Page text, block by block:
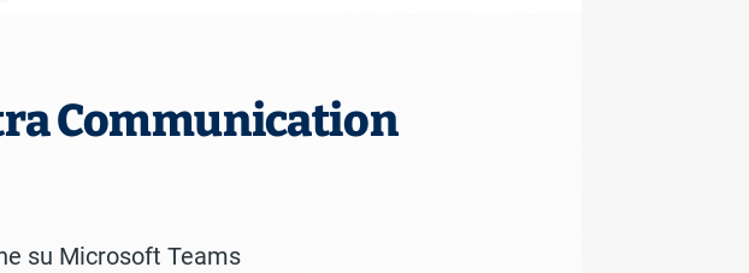
Communication
su Microsoft Teams